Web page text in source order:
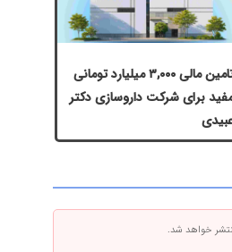
تامین مالی ۳,۰۰۰ میلیارد تومانی
برای شرکت داروسازی دکتر
خواهد شد.